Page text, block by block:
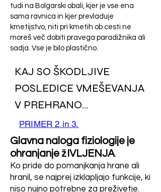
kot dobijo te živali.
resnice in možnosti.
2. Sledilo je podrejanje
narave, ki pa je le vrnila
udarec.
3. Sedaj pa z novimi močmi
nadaljujejo akcijo.
Njihov trenutni cilj na poti
"božanskosti" je človeka v
popolnosti odtrgati od
njegovega bistva:
- Na materialni ravni: odtrgati
ga od njegove fiziologije.
- Na duhovni ravni: odtrgati
ga od njegove božje zavesti
tudi na Bolgarski obali, kjer je vse ena
sama ravnica in kjer prevladuje
kmetijstvo, niti pri kmetih ob cesti ne
moreš več dobiti pravega paradižnika ali
sadja. Vse je bilo plastično.
KAJ SO ŠKODLJIVE
POSLEDICE VMEŠEVANJA
V PREHRANO
Materino mleko in umetno
hranjenje Pred leti so
materam odsvetovali
dojenje, ker naj bi materino
mleko ne bilo primerno za
PRIMER 2 in 3.
Glavna naloga fiziologije je
ohranjanje žIVLJENJA.
Ko pride do pomanjkanja hrane ali
hranil, se najprej izklapljajo funkcije, ki
niso nujno potrebne za preživetje.